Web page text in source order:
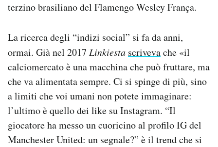
terzino brasiliano del Flamengo Wesley França.
La ricerca degli “indizi social” si fa da anni,
ormai. Già nel 2017 Linkiesta scrivevache «il
calciomercato è una macchina che può fruttare, ma
che va alimentata sempre. Ci si spinge di più, sino
a limiti che voi umani non potete immaginare:
l’ultimo è quello dei like su Instagram. “Il
giocatore ha messo un cuoricino al profilo IG del
Manchester United: un segnale?” è il trend che si